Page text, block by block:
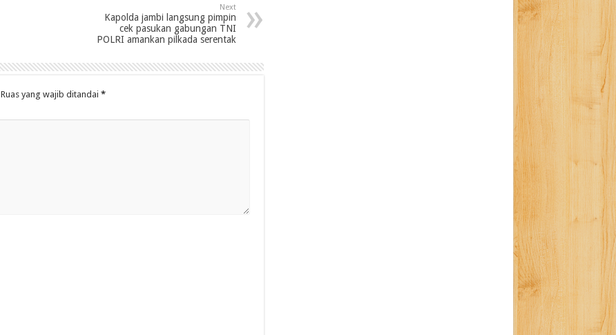
Next
Kapolda jambi langsung pimpin
cek pasukan gabungan TNI
POLRI amankan pilkada serentak
Ruas yang wajib ditandai *